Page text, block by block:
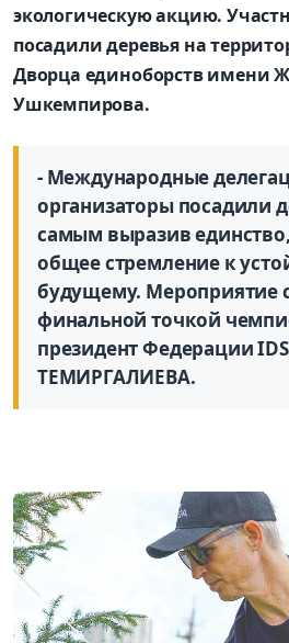
экологическую акцию.
посадили деревья на
Дворца единоборств имени
Ушкемпирова.
- Международные
организаторы посадили
самым выразив
общее стремление к
будущему. Мероприятие
финальной точкой
президент Федерации
ТЕМИРГАЛИЕВА.